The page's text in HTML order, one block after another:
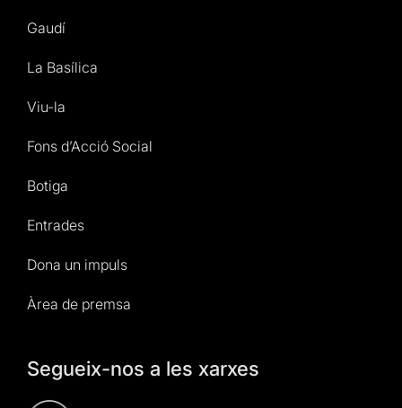
Gaudí
La Basílica
Viu-la
Fons d’Acció Social
Botiga
Entrades
Dona un impuls
Àrea de premsa
Segueix-nos a les xarxes